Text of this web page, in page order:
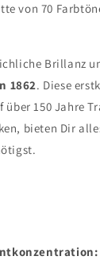
von 70
Brillanz
1862. Diese
über 150 Jahre
bieten Dir